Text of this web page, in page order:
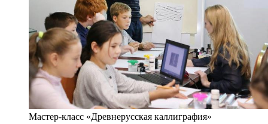
Мастер-класс «Древнерусская каллиграфия»